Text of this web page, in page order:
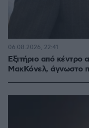
Εξιτήριο από κέντρο
ΜακΚόνελ, άγνωστο
06.08.2026, 22:41